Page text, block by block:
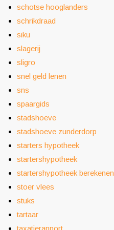
schotse hooglanders
schrikdraad
siku
slagerij
sligro
snel geld lenen
sns
spaargids
stadshoeve
stadshoeve zunderdorp
starters hypotheek
startershypotheek
startershypotheek berekenen
stoer vlees
stuks
tartaar
taxatierapport